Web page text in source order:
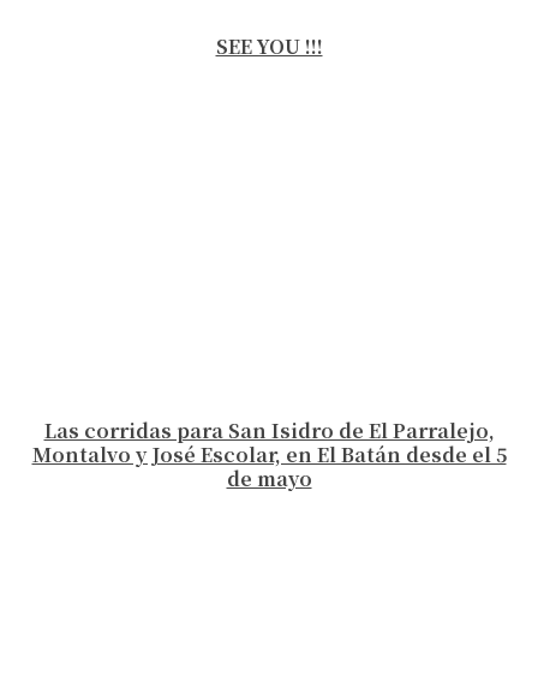
SEE YOU !!!
Las corridas para San Isidro de El Parralejo,
Montalvo y José Escolar, en El Batán desde el 5
de mayo